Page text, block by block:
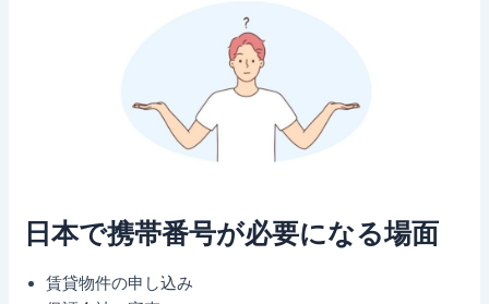
日本で携帯番号が必要になる場面
賃貸物件の申し込み